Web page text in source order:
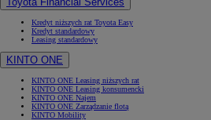
Kredyt niższych rat Toyota Easy
Kredyt standardowy
Leasing standardowy
KINTO ONE
KINTO ONE Leasing niższych rat
KINTO ONE Leasing konsumencki
KINTO ONE Najem
KINTO ONE Zarządzanie flotą
KINTO Mobility